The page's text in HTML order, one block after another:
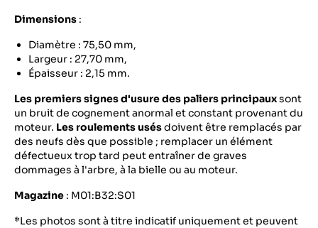
Dimensions :
Diamètre : 75,50 mm,
Largeur : 27,70 mm,
Épaisseur : 2,15 mm.
Les premiers signes d'usure des paliers principauxsont
un bruit de cognement anormal et constant provenant du
moteur. Les roulements usésdoivent être remplacés par
des neufs dès que possible ; remplacer un élément
défectueux trop tard peut entraîner de graves
dommages à l'arbre, à la bielle ou au moteur.
Magazine : M01:B32:S01
*Les photos sont à titre indicatif uniquement et peuvent